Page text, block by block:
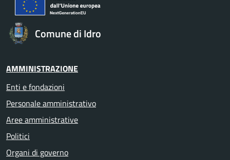
Comune di Idro
AMMINISTRAZIONE
Enti e fondazioni
Personale amministrativo
Aree amministrative
Politici
Organi di governo